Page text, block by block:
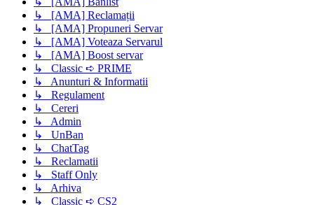
↳ [AMA] Reclamații
↳ [AMA] Propuneri Servar
↳ [AMA] Voteaza Servarul
↳ [AMA] Boost servar
↳ Classic ➪ PRIME
↳ Anunturi & Informatii
↳ Regulament
↳ Cereri
↳ Admin
↳ UnBan
↳ ChatTag
↳ Reclamatii
↳ Staff Only
↳ Arhiva
↳ Classic ➪ CS2